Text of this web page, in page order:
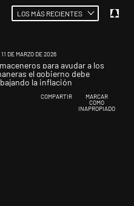
LOS MÁS RECIENTES
11 DE MARZO DE 2026
para ayudar a los
el gobierno debe
la inflación
COMPARTIR
MARCAR
COMO
INAPROPIADO